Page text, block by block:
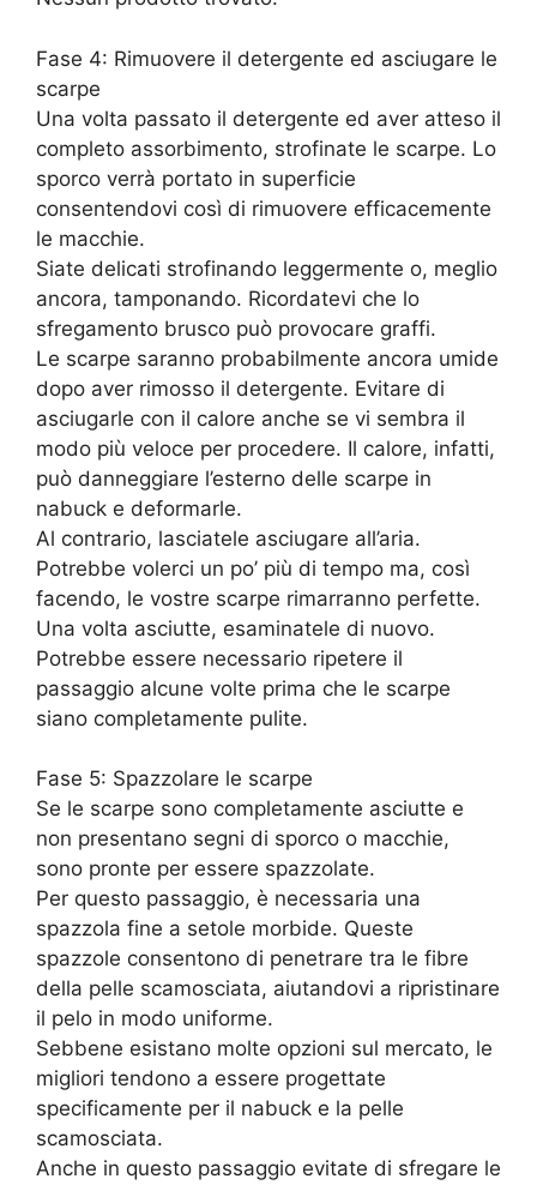
Fase 4: Rimuovere il detergente ed asciugare le
scarpe
Una volta passato il detergente ed aver atteso il
completo assorbimento, strofinate le scarpe. Lo
sporco verrà portato in superficie
consentendovi così di rimuovere efficacemente
le macchie.
Siate delicati strofinando leggermente o, meglio
ancora, tamponando. Ricordatevi che lo
sfregamento brusco può provocare graffi.
Le scarpe saranno probabilmente ancora umide
dopo aver rimosso il detergente. Evitare di
asciugarle con il calore anche se vi sembra il
modo più veloce per procedere. Il calore, infatti,
può danneggiare l’esterno delle scarpe in
nabuck e deformarle.
Al contrario, lasciatele asciugare all’aria.
Potrebbe volerci un po’ più di tempo ma, così
facendo, le vostre scarpe rimarranno perfette.
Una volta asciutte, esaminatele di nuovo.
Potrebbe essere necessario ripetere il
passaggio alcune volte prima che le scarpe
siano completamente pulite.
Fase 5: Spazzolare le scarpe
Se le scarpe sono completamente asciutte e
non presentano segni di sporco o macchie,
sono pronte per essere spazzolate.
Per questo passaggio, è necessaria una
spazzola fine a setole morbide. Queste
spazzole consentono di penetrare tra le fibre
della pelle scamosciata, aiutandovi a ripristinare
il pelo in modo uniforme.
Sebbene esistano molte opzioni sul mercato, le
migliori tendono a essere progettate
specificamente per il nabuck e la pelle
scamosciata.
Anche in questo passaggio evitate di sfregare le